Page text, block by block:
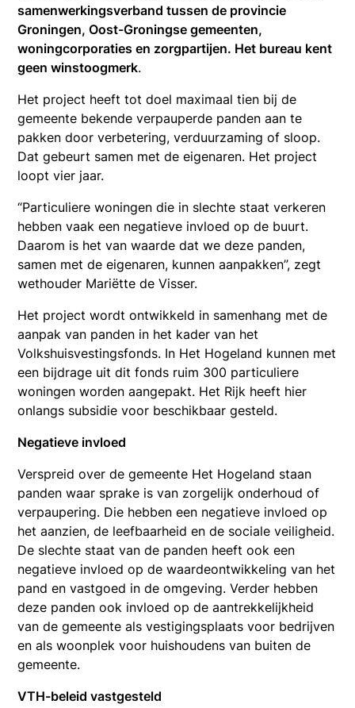
samenwerkingsverband tussen de provincie
Groningen, Oost-Groningse gemeenten,
woningcorporaties en zorgpartijen. Het bureau kent
geen winstoogmerk.
Het project heeft tot doel maximaal tien bij de
gemeente bekende verpauperde panden aan te
pakken door verbetering, verduurzaming of sloop.
Dat gebeurt samen met de eigenaren. Het project
loopt vier jaar.
“Particuliere woningen die in slechte staat verkeren
hebben vaak een negatieve invloed op de buurt.
Daarom is het van waarde dat we deze panden,
samen met de eigenaren, kunnen aanpakken”, zegt
wethouder Mariëtte de Visser.
Het project wordt ontwikkeld in samenhang met de
aanpak van panden in het kader van het
Volkshuisvestingsfonds. In Het Hogeland kunnen met
een bijdrage uit dit fonds ruim 300 particuliere
woningen worden aangepakt. Het Rijk heeft hier
onlangs subsidie voor beschikbaar gesteld.
Negatieve invloed
Verspreid over de gemeente Het Hogeland staan
panden waar sprake is van zorgelijk onderhoud of
verpaupering. Die hebben een negatieve invloed op
het aanzien, de leefbaarheid en de sociale veiligheid.
De slechte staat van de panden heeft ook een
negatieve invloed op de waardeontwikkeling van het
pand en vastgoed in de omgeving. Verder hebben
deze panden ook invloed op de aantrekkelijkheid
van de gemeente als vestigingsplaats voor bedrijven
en als woonplek voor huishoudens van buiten de
gemeente.
VTH-beleid vastgesteld